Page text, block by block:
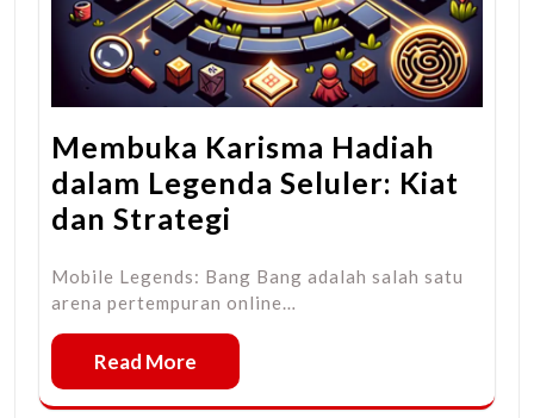
Membuka Karisma Hadiah
dalam Legenda Seluler: Kiat
dan Strategi
Mobile Legends: Bang Bang adalah salah satu
arena pertempuran online…
Read More